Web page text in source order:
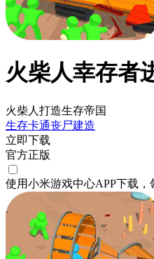
火柴人幸存者
火柴人打造生存帝国
生存卡通丧尸建造
立即下载
官方正版
使用小米游戏中心APP下载